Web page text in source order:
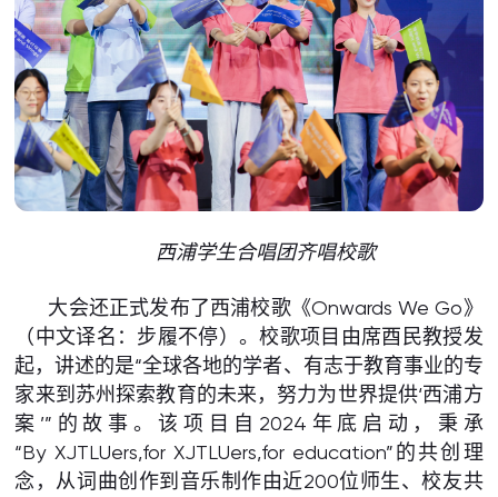
西浦学生合唱团齐唱校歌
大会还正式发布了西浦校歌《Onwards We Go》
（中文译名：步履不停）。校歌项目由席酉民教授发
起，讲述的是“全球各地的学者、有志于教育事业的专
家来到苏州探索教育的未来，努力为世界提供‘西浦方
案’”的故事。该项目自2024年底启动，秉承
“By XJTLUers,for XJTLUers,for education”的共创理
念，从词曲创作到音乐制作由近200位师生、校友共